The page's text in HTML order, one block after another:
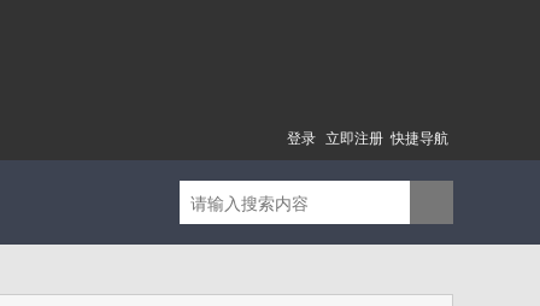
快捷导航
登录 立即注册